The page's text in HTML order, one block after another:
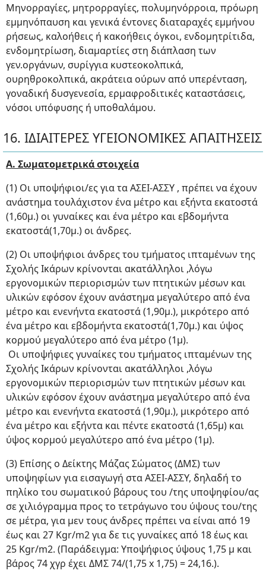
Μηνορραγίες, μητρορραγίες, πολυμηνόρροια, πρόωρη
εμμηνόπαυση και γενικά έντονες διαταραχές εμμήνου
ρήσεως, καλοήθεις ή κακοήθεις όγκοι, ενδομητρίτιδα,
ενδομητρίωση, διαμαρτίες στη διάπλαση των
γεν.οργάνων, συρίγγια κυστεοκολπικά,
ουρηθροκολπικά, ακράτεια ούρων από υπερένταση,
γοναδική δυσγενεσία, ερμαφροδιτικές καταστάσεις,
νόσοι υπόφυσης ή υποθαλάμου.
16. ΙΔΙΑΙΤΕΡΕΣ ΥΓΕΙΟΝΟΜΙΚΕΣ ΑΠΑΙΤΗΣΕΙΣ
Α. Σωματομετρικά στοιχεία
(1) Οι υποψήφιοι/ες για τα ΑΣΕΙ-ΑΣΣΥ , πρέπει να έχουν
ανάστημα τουλάχιστον ένα μέτρο και εξήντα εκατοστά
(1,60μ.) οι γυναίκες και ένα μέτρο και εβδομήντα
εκατοστά(1,70μ.) οι άνδρες.
(2) Οι υποψήφιοι άνδρες του τμήματος ιπταμένων της
Σχολής Ικάρων κρίνονται ακατάλληλοι ,λόγω
εργονομικών περιορισμών των πτητικών μέσων και
υλικών εφόσον έχουν ανάστημα μεγαλύτερο από ένα
μέτρο και ενενήντα εκατοστά (1,90μ.), μικρότερο από
ένα μέτρο και εβδομήντα εκατοστά(1,70μ.) και ύψος
κορμού μεγαλύτερο από ένα μέτρο (1μ).
Οι υποψήφιες γυναίκες του τμήματος ιπταμένων της
Σχολής Ικάρων κρίνονται ακατάλληλοι ,λόγω
εργονομικών περιορισμών των πτητικών μέσων και
υλικών εφόσον έχουν ανάστημα μεγαλύτερο από ένα
μέτρο και ενενήντα εκατοστά (1,90μ.), μικρότερο από
ένα μέτρο και εξήντα και πέντε εκατοστά (1,65μ) και
ύψος κορμού μεγαλύτερο από ένα μέτρο (1μ).
(3) Επίσης ο Δείκτης Μάζας Σώματος (ΔΜΣ) των
υποψηφίων για εισαγωγή στα ΑΣΕΙ-ΑΣΣΥ, δηλαδή το
πηλίκο του σωματικού βάρους του /της υποψηφίου/ας
σε χιλιόγραμμα προς το τετράγωνο του ύψους του/της
σε μέτρα, για μεν τους άνδρες πρέπει να είναι από 19
έως και 27 Kgr/m2 για δε τις γυναίκες από 18 έως και
25 Kgr/m2. (Παράδειγμα: Υποψήφιος ύψους 1,75 μ και
βάρος 74 χγρ έχει ΔΜΣ 74/(1,75 x 1,75) = 24,16.).